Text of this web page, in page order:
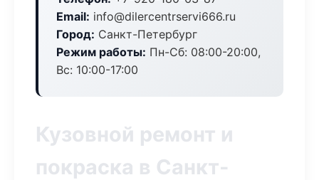
Email: info@dilercentrservi666.ru
Город: Санкт-Петербург
Режим работы: Пн-Сб: 08:00-20:00,
Вс: 10:00-17:00
Кузовной ремонт и
покраска в Санкт-